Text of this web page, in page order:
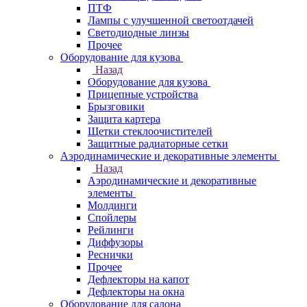
ПТФ
Лампы с улучшенной светоотдачей
Светодиодные линзы
Прочее
Оборудование для кузова
Назад
Оборудование для кузова
Прицепные устройства
Брызговики
Защита картера
Щетки стеклоочистителей
Защитные радиаторные сетки
Аэродинамические и декоративные элементы
Назад
Аэродинамические и декоративные
элементы
Молдинги
Спойлеры
Рейлинги
Диффузоры
Реснички
Прочее
Дефлекторы на капот
Дефлекторы на окна
Оборудование для салона